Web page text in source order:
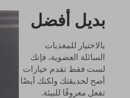
بديل أفضل
بالاختيار للمغذيات
السائلة العضوية، فإنك
لست فقط تقدم خيارات
أصح لحديقتك ولكنك أيضًا
تفعل معروفًا للبيئة.